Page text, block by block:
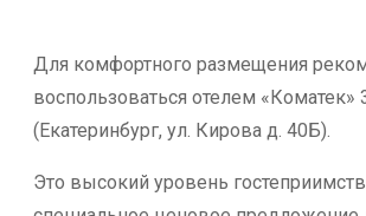
Для комфортного размещения
воспользоваться отелем «Коматек»
(Екатеринбург, ул. Кирова д. 40Б).
Это высокий уровень